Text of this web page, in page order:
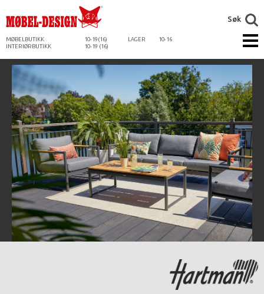
MØBELBUTIKK 10-19(16) LAGER
10-16
INTERIØRBUTIKK
10-19 (16)
Søk